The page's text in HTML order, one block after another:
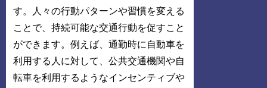
す。人々の行動パターンや習慣を変える
ことで、持続可能な交通行動を促すこと
ができます。例えば、通勤時に自動車を
利用する人に対して、公共交通機関や自
転車を利用するようなインセンティブや